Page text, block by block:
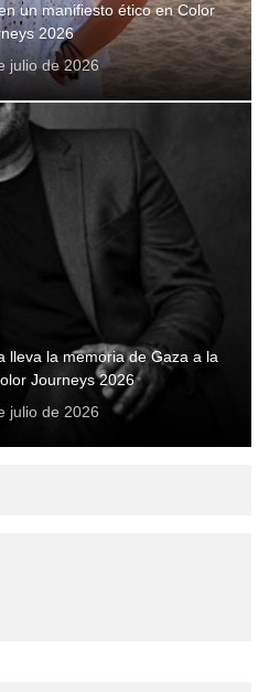
un manifiesto ético en Color
2026
julio de 2026
lleva la memoria de Gaza a la
Journeys 2026
julio de 2026